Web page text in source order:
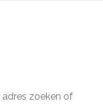
zoeken of